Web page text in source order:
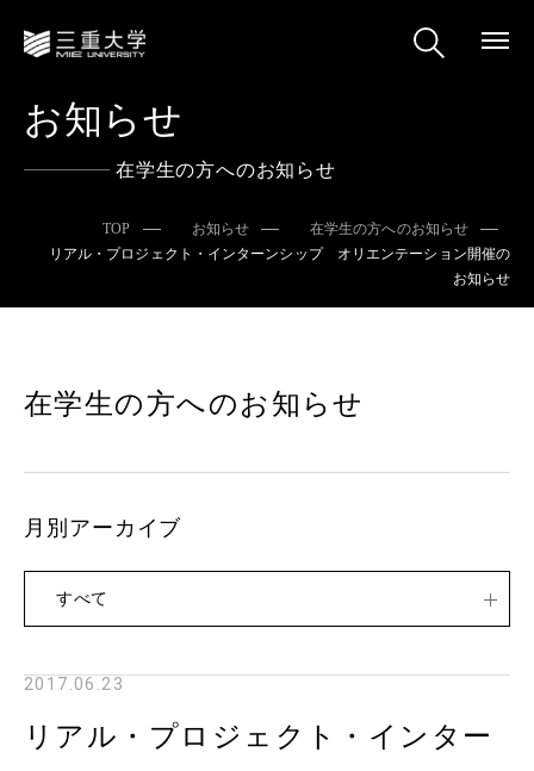
お知らせ
在学生の方へのお知らせ
TOP お知らせ
在学生の方へのお知らせ
リアル・プロジェクト・インターンシップ オリエンテーション開催の
お知らせ
2017.06.23
リアル・プロジェクト・インター
在学生の方へのお知らせ
月別アーカイブ
すべて